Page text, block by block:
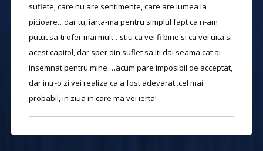
suflete, care nu are sentimente, care are lumea la
picioare…dar tu, iarta-ma pentru simplul fapt ca n-am
putut sa-ti ofer mai mult…stiu ca vei fi bine si ca vei uita si
acest capitol, dar sper din suflet sa iti dai seama cat ai
insemnat pentru mine …acum pare imposibil de acceptat,
dar intr-o zi vei realiza ca a fost adevarat..cel mai
probabil, in ziua in care ma vei ierta!